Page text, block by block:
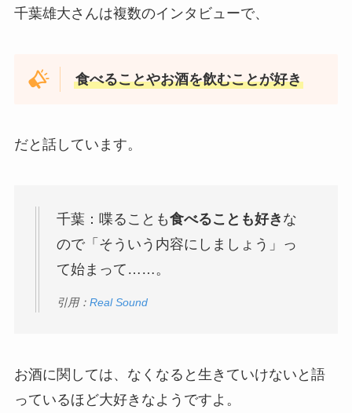
千葉雄大さんは複数のインタビューで、
食べることやお酒を飲むことが好き
だと話しています。
千葉：喋ることも食べることも好き な
ので「そういう内容にしましょう」っ
て始まって……。
引用： Real Sound
お酒に関しては、なくなると生きていけないと語
っているほど大好きなようですよ。